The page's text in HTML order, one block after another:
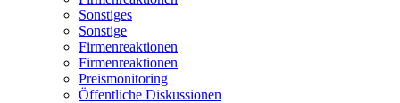
Sonstiges
Sonstige
Firmenreaktionen
Firmenreaktionen
Preismonitoring
Öffentliche Diskussionen